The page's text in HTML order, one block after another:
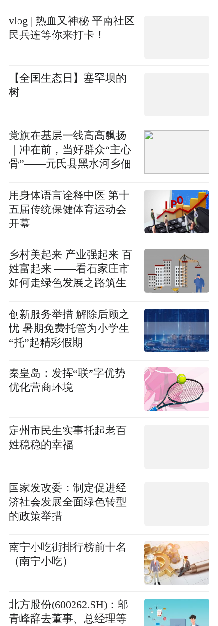
vlog | 热血又神秘 平南社区
民兵连等你来打卡！
【全国生态日】塞罕坝的
树
党旗在基层一线高高飘扬
｜冲在前，当好群众“主心
骨”——元氏县黑水河乡佃
用身体语言诠释中医 第十
五届传统保健体育运动会
开幕
乡村美起来 产业强起来 百
姓富起来 ——看石家庄市
如何走绿色发展之路筑生
创新服务举措 解除后顾之
忧 暑期免费托管为小学生
“托”起精彩假期
秦皇岛：发挥“联”字优势
优化营商环境
定州市民生实事托起老百
姓稳稳的幸福
国家发改委：制定促进经
济社会发展全面绿色转型
的政策举措
南宁小吃街排行榜前十名
（南宁小吃）
北方股份(600262.SH)：邬
青峰辞去董事、总经理等